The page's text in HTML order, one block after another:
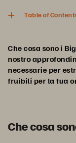
Table of
Che cosa sono i
nostro
necessarie per
fruibili per la tua
Che cosa